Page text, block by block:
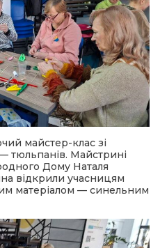
майстер-клас зі
тюльпанів. Майстрині
Дому Наталя
відкрили учасницям
матеріалом — синельним